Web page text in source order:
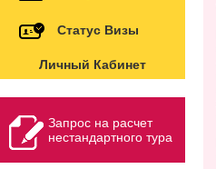
Статус Визы
Личный Кабинет
Запрос на расчет
нестандартного тура